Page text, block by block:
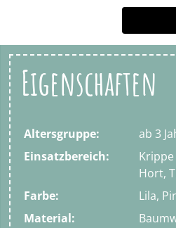
Eigenschaften
Altersgruppe:
ab 3
Einsatzbereich:
Hort,
Farbe:
Lila,
Material: